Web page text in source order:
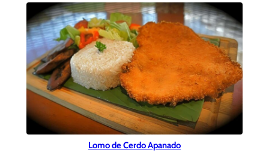
Lomo de Cerdo Apanado